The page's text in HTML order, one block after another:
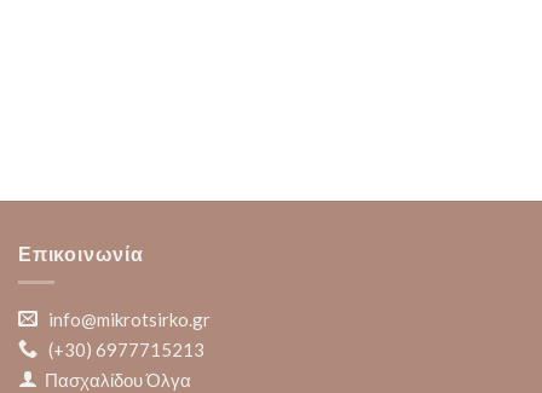
Επικοινωνία
info@mikrotsirko.gr
(+30) 6977715213
Πασχαλίδου Όλγα